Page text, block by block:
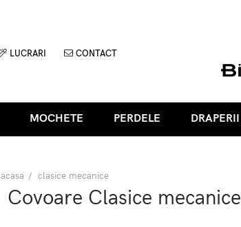
LUCRARI CONTACT
MOCHETE PERDELE DRAPERII
acasa clasice mecanice
Covoare Clasice mecanice